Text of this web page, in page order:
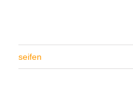
seifen